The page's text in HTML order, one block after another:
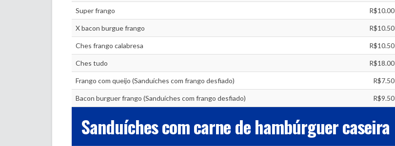
Super frango R$10.00
X bacon burgue frango R$10.50
Ches frango calabresa R$10.50
Ches tudo R$18.00
Frango com queijo (Sanduíches com frango desfiado) R$7.50
Bacon burguer frango (Sanduíches com frango desfiado) R$9.50
Sanduíches com carne de hambúrguer caseira